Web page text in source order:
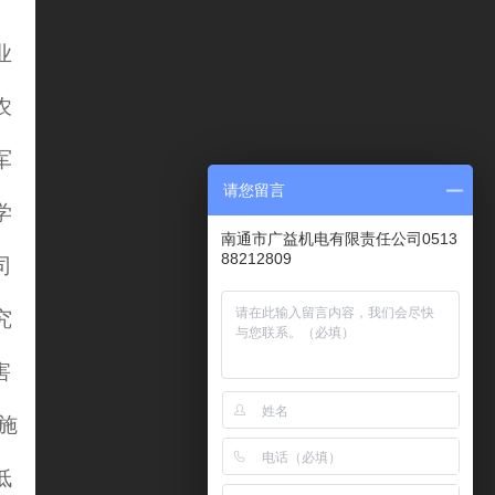
请您留言
南通市广益机电有限责任公司0513
88212809